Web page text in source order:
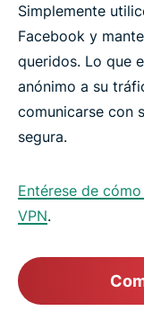
Simplemente
Facebook y
queridos. Lo que
anónimo a su
comunicarse con
segura.
Entérese de
VPN.